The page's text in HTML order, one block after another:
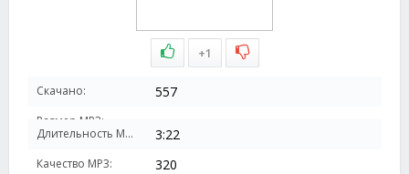
+1
Скачано: 557
Размер MP3:
Длительность MP3:
3:22
Качество MP3: 320